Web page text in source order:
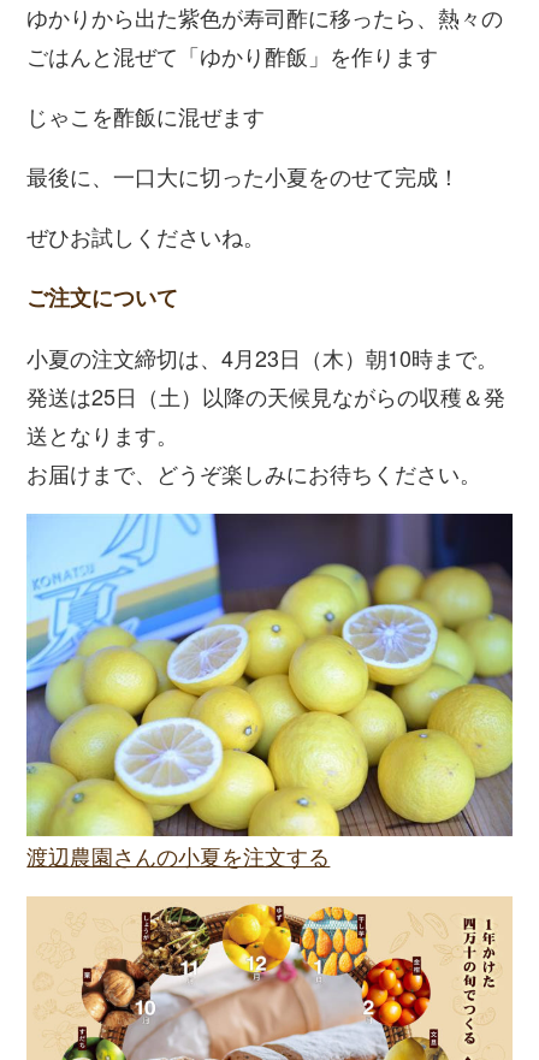
ゆかりから出た紫色が寿司酢に移ったら、熱々の
ごはんと混ぜて「ゆかり酢飯」を作ります
じゃこを酢飯に混ぜます
最後に、一口大に切った小夏をのせて完成！
ぜひお試しくださいね。
ご注文について
小夏の注文締切は、4月23日（木）朝10時まで。
発送は25日（土）以降の天候見ながらの収穫＆発
送となります。
お届けまで、どうぞ楽しみにお待ちください。
渡辺農園さんの小夏を注文する